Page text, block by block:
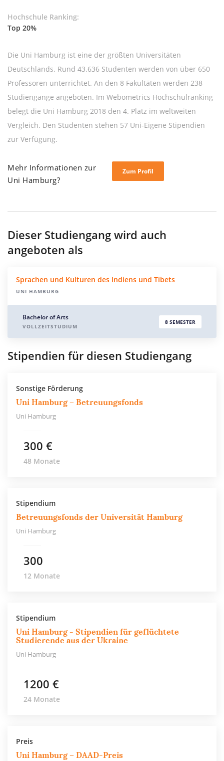
Hochschule Ranking:
Top 20%
Die Uni Hamburg ist eine der größten Universitäten
Deutschlands. Rund 43.636 Studenten werden von über 650
Professoren unterrichtet. An den 8 Fakultäten werden 238
Studiengänge angeboten. Im Webometrics Hochschulranking
belegt die Uni Hamburg 2018 den 4. Platz im weltweiten
Vergleich. Den Studenten stehen 57 Uni-Eigene Stipendien
zur Verfügung.
Mehr Informationen zur
Uni Hamburg?
Zum Profil
Dieser Studiengang wird auch
angeboten als
Sprachen und Kulturen des Indiens und Tibets
UNI HAMBURG
Bachelor of Arts
VOLLZEITSTUDIUM
8 SEMESTER
Stipendien für diesen Studiengang
Sonstige Förderung
Uni Hamburg – Betreuungsfonds
Uni Hamburg
300 €
48 Monate
Stipendium
Betreuungsfonds der Universität Hamburg
Uni Hamburg
300
12 Monate
Stipendium
Uni Hamburg - Stipendien für geflüchtete
Studierende aus der Ukraine
Uni Hamburg
1200 €
24 Monate
Preis
Uni Hamburg – DAAD-Preis